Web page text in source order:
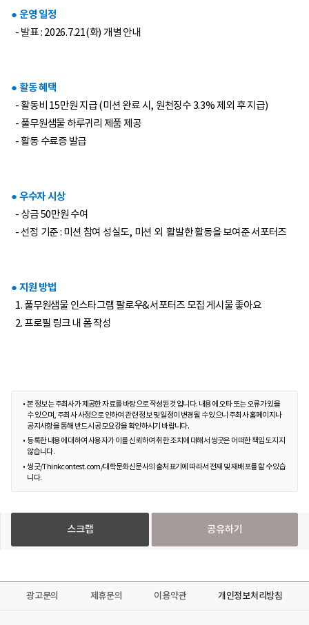
● 운영 일정
- 발표 : 2026.7.21(화) 개별 안내
● 활동 혜택
- 활동비 15만원 지급 (미션 완료 시, 원천징수 3.3% 제외 후 지급)
- 풀무원샘물 하루귀리 제품 제공
- 활동 수료증 발급
● 우수자 시상
- 상금 50만원 수여
- 선정 기준 : 미션 참여 성실도, 미션 외 활발한 활동을 보여준 서포터즈
● 지원 방법
1. 풀무원샘물 인스타그램 팔로우&서포터즈 모집 게시물 좋아요
2. 프로필 링크 내 폼 작성
본 정보는 주최사가 제공한 자료를 바탕으로 작성된 것입니다. 내용에 오타 또는 오류가 있을
수 있으며, 주최사 사정으로 인하여 관련 정보 및 일정이 변경될 수 있으니 주최사 홈페이지나
공지사항을 통해 반드시 공모요강을 확인하시기 바랍니다.
등록한 내용에 대하여 사용자가 이를 신뢰하여 취한 조치에 대해서 씽굿은 어떠한 책임도 지지
않습니다.
씽굿/Thinkcontest.com/대학문화신문사의 출처표기에 따라서 전재 및 재배포를 할 수 있습
니다.
스크랩 공유하기
광고문의 제휴문의 이용약관 개인정보처리방침